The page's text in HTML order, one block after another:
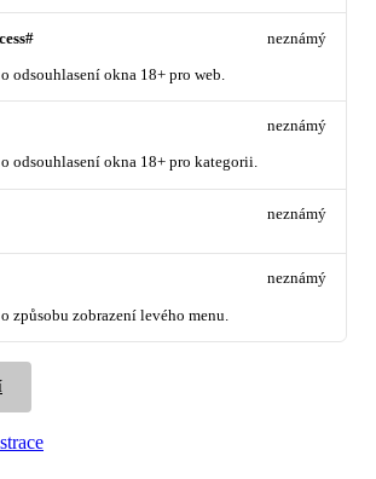
odsouhlasení okna 18+ pro web.
neznámý
odsouhlasení okna 18+ pro kategorii.
neznámý
neznámý
způsobu zobrazení levého menu.
neznámý